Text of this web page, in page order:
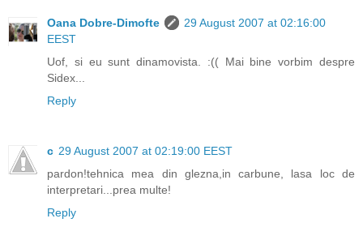
Oana Dobre-Dimofte
29 August 2007 at 02:16:00
EEST
Uof, si eu sunt dinamovista. :(( Mai bine vorbim despre
Sidex...
Reply
c 29 August 2007 at 02:19:00 EEST
pardon!tehnica mea din glezna,in carbune, lasa loc de
interpretari...prea multe!
Reply